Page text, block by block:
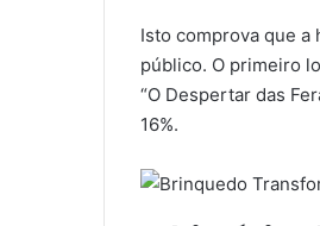
Isto comprova que a
público. O primeiro
“O Despertar das
16%.